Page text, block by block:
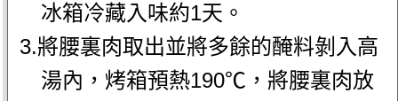
冰箱冷藏入味約1天。
3.將腰裏肉取出並將多餘的醃料剝入高
湯內，烤箱預熱190℃，將腰裏肉放